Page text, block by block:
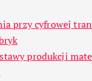
przy cyfrowej
produkcji